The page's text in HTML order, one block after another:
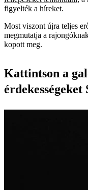
figyelték a híreket.
Most viszont újra teljes
megmutatja a
kopott meg.
Kattintson a